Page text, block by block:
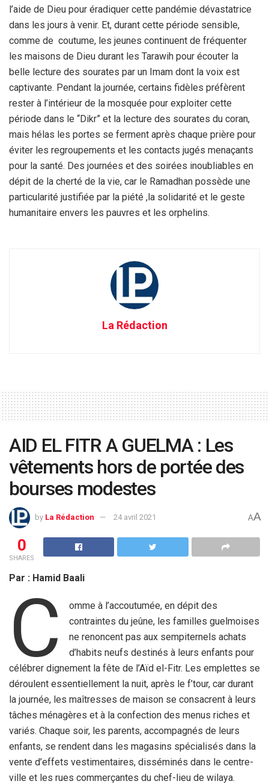
l’aide de Dieu pour éradiquer cette pandémie dévastatrice
dans les jours à venir. Et, durant cette période sensible,
comme de coutume, les jeunes continuent de fréquenter
les maisons de Dieu durant les Tarawih pour écouter la
belle lecture des sourates par un Imam dont la voix est
captivante. Pendant la journée, certains fidèles préfèrent
rester à l’intérieur de la mosquée pour exploiter cette
période dans le “Dikr” et la lecture des sourates du coran,
mais hélas les portes se ferment après chaque prière pour
éviter les regroupements et les contacts jugés menaçants
pour la santé. Des journées et des soirées inoubliables en
dépit de la cherté de la vie, car le Ramadhan possède une
particularité justifiée par la piété ,la solidarité et le geste
humanitaire envers les pauvres et les orphelins.
La Rédaction
AID EL FITR A GUELMA : Les
vêtements hors de portée des
bourses modestes
by La Rédaction 24 avril 2021 AA
0
SHARES
Par : Hamid Baali
C
omme à l’accoutumée, en dépit des
contraintes du jeûne, les familles guelmoises
ne renoncent pas aux sempiternels achats
d’habits neufs destinés à leurs enfants pour
célébrer dignement la fête de l’Aïd el-Fitr. Les emplettes se
déroulent essentiellement la nuit, après le f’tour, car durant
la journée, les maîtresses de maison se consacrent à leurs
tâches ménagères et à la confection des menus riches et
variés. Chaque soir, les parents, accompagnés de leurs
enfants, se rendent dans les magasins spécialisés dans la
vente d’effets vestimentaires, disséminés dans le centre-
ville et les rues commerçantes du chef-lieu de wilaya.